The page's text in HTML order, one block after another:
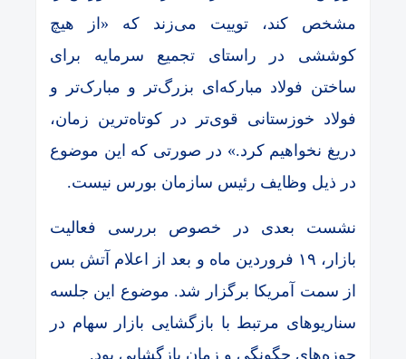
مشخص کند، توییت می‌زند که «از هیچ
کوششی در راستای تجمیع سرمایه برای
ساختن فولاد مبارکه‌ای بزرگ‌تر و مبارک‌تر و
فولاد خوزستانی قوی‌تر در کوتاه‌ترین زمان،
دریغ نخواهیم کرد.» در صورتی که این موضوع
در ذیل وظایف رئیس سازمان بورس نیست.
نشست بعدی در خصوص بررسی فعالیت
بازار، ۱۹ فروردین ماه و بعد از اعلام آتش بس
از سمت آمریکا برگزار شد. موضوع این جلسه
سناریو‌های مرتبط با بازگشایی بازار سهام در
حوزه‌های چگونگی و زمان بازگشایی بود.